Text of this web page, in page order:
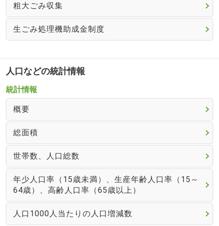
粗大ごみ収集
生ごみ処理機助成金制度
人口などの統計情報
統計情報
概要
総面積
世帯数、人口総数
年少人口率（15歳未満）、生産年齢人口率（15～
64歳）、高齢人口率（65歳以上）
人口1000人当たりの人口増減数